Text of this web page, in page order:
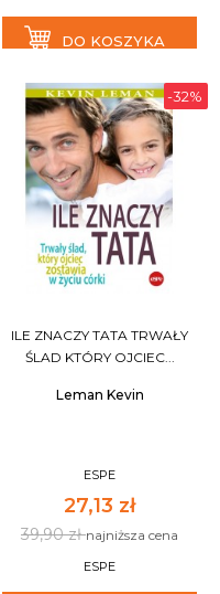
DO KOSZYKA
-32%
ILE ZNACZY TATA TRWAŁY
ŚLAD KTÓRY OJCIEC...
Leman Kevin
ESPE
27,13 zł
39,90 złnajniższa cena
ESPE